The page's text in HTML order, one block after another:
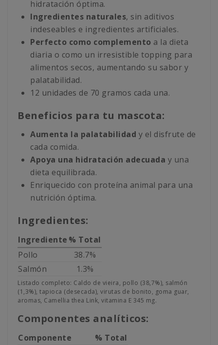
hidratación óptima.
Ingredientes naturales, sin aditivos
indeseables e ingredientes artificiales.
Perfecto como complemento a la dieta
diaria o como un irresistible topping para
alimentos secos, aumentando su sabor y
palatabilidad.
12 unidades de 70 gramos cada una.
Beneficios para tu mascota:
Aumenta la palatabilidad y el disfrute de
cada comida.
Apoya una hidratación adecuada y una
dieta equilibrada.
Enriquecido con proteína animal para una
nutrición óptima.
Ingredientes:
Ingrediente % Total
Pollo
38.7%
Salmón
1.3%
Listado completo: Caldo de vieira, pollo (38,7%), salmón
(1,3%), tapioca (desecada), virutas de bonito, goma guar,
aromas, Camellia thea Link, vitamina E 345 mg.
Componentes analíticos:
Componente
% Total